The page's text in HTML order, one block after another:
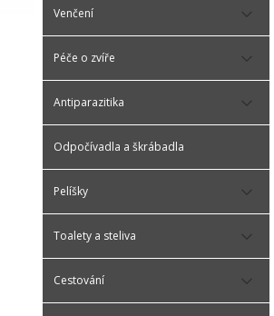
Venčení
Péče o zvíře
Antiparazitika
Odpočívadla a škrábadla
Pelíšky
Toalety a steliva
Cestování